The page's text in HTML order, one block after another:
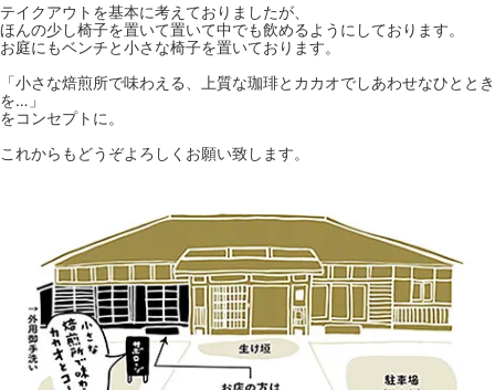
テイクアウトを基本に考えておりましたが、
ほんの少し椅子を置いて置いて中でも飲めるようにしております。
お庭にもベンチと小さな椅子を置いております。
「小さな焙煎所で味わえる、上質な珈琲とカカオでしあわせなひととき
を…」
をコンセプトに。
これからもどうぞよろしくお願い致します。